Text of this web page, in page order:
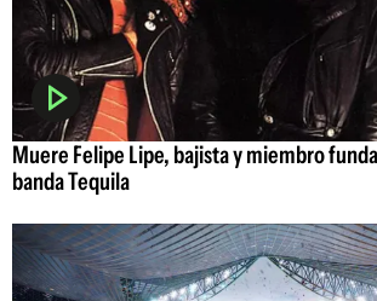
Muere Felipe Lipe, bajista y miembro
banda Tequila